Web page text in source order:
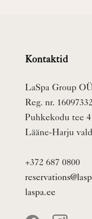
Kontaktid
LaSpa Group OÜ
Reg. nr. 16097332
Puhkekodu tee
Lääne-Harju
+372 687 0800
laspa.ee